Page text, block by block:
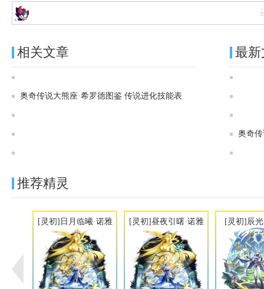
相关文章
奥奇传说大熊座·希罗德图鉴 传说进化技能表
最
奥奇
推荐精灵
[灵初]日月临曦·诺雅 [灵初]昼夜引曙·诺雅 [灵初]辰